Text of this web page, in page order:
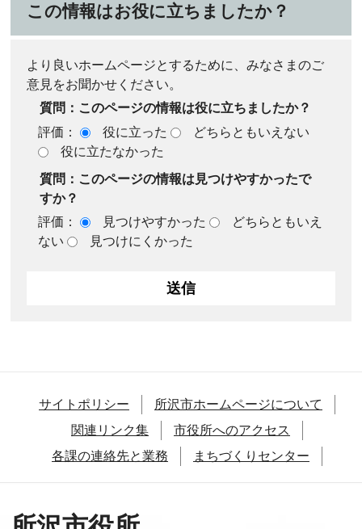
この情報はお役に立ちましたか？
より良いホームページとするために、みなさまのご
意見をお聞かせください。
質問：このページの情報は役に立ちましたか？
評価：
役に立った
どちらともいえない
役に立たなかった
質問：このページの情報は見つけやすかったで
すか？
評価：
見つけやすかった
どちらともいえ
ない
見つけにくかった
サイトポリシー
所沢市ホームページについて
関連リンク集
市役所へのアクセス
各課の連絡先と業務
まちづくりセンター